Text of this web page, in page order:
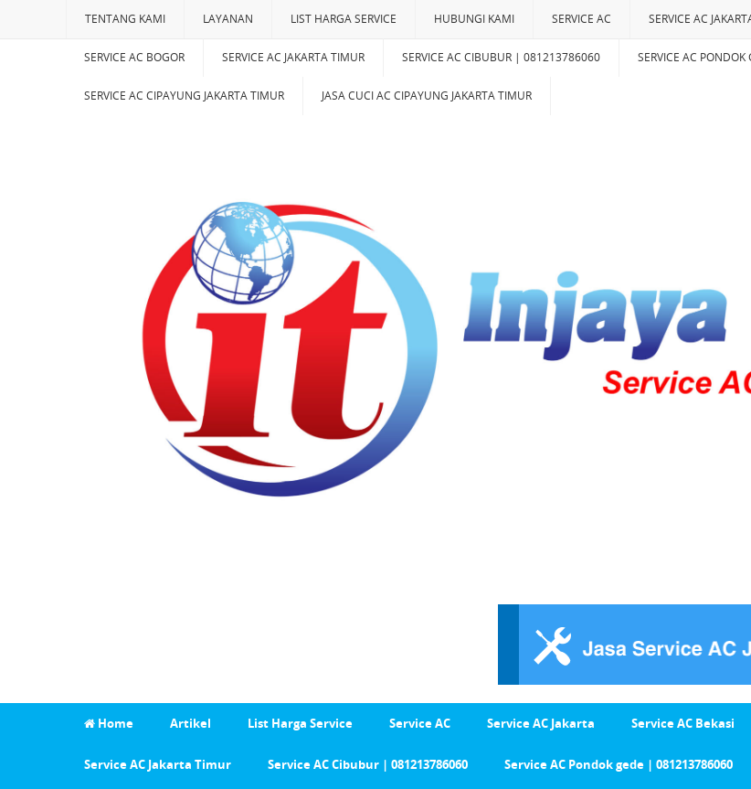
TENTANG KAMI LAYANAN LIST HARGA SERVICE HUBUNGI KAMI SERVICE AC SERVICE AC
SERVICE AC BOGOR SERVICE AC JAKARTA TIMUR SERVICE AC CIBUBUR | 081213786060 SERVICE AC
SERVICE AC CIPAYUNG JAKARTA TIMUR JASA CUCI AC CIPAYUNG JAKARTA TIMUR
Home Artikel List Harga Service Service AC Service AC Jakarta Service AC Bekasi
Service AC Jakarta Timur Service AC Cibubur | 081213786060 Service AC Pondok gede | 081213786060